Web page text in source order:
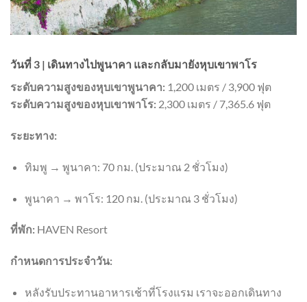
วันที่ 3 | เดินทางไปพูนาคา และกลับมายังหุบเขาพาโร
ระดับความสูงของหุบเขาพูนาคา: 1,200 เมตร / 3,900 ฟุต
ระดับความสูงของหุบเขาพาโร: 2,300 เมตร / 7,365.6 ฟุต
ระยะทาง:
ทิมพู → พูนาคา: 70 กม. (ประมาณ 2 ชั่วโมง)
พูนาคา → พาโร: 120 กม. (ประมาณ 3 ชั่วโมง)
ที่พัก: HAVEN Resort
กำหนดการประจำวัน:
หลังรับประทานอาหารเช้าที่โรงแรม เราจะออกเดินทาง